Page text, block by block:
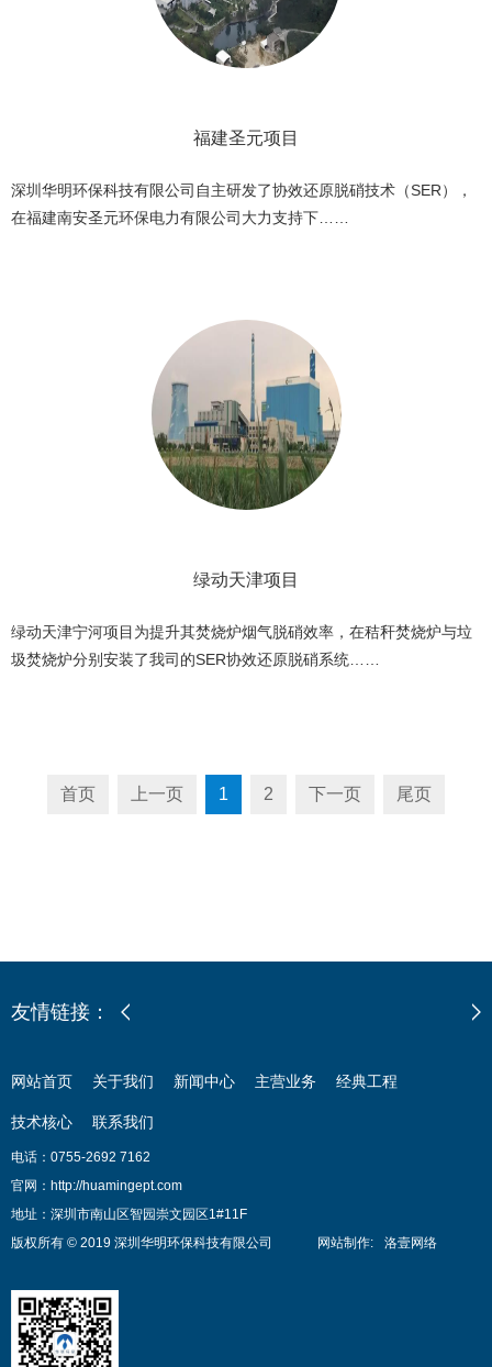
福建圣元项目
深圳华明环保科技有限公司自主研发了协效还原脱硝技术（SER），
在福建南安圣元环保电力有限公司大力支持下……
绿动天津项目
绿动天津宁河项目为提升其焚烧炉烟气脱硝效率，在秸秆焚烧炉与垃
圾焚烧炉分别安装了我司的SER协效还原脱硝系统……
首页 上一页 1 2 下一页 尾页
友情链接：
网站首页 关于我们 新闻中心 主营业务 经典工程
技术核心 联系我们
电话：0755-2692 7162
官网：http://huamingept.com
地址：深圳市南山区智园崇文园区1#11F
版权所有 © 2019 深圳华明环保科技有限公司
网站制作: 洛壹网络